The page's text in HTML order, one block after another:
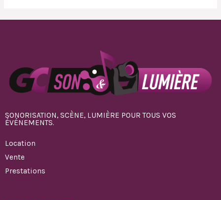
SONORISATION, SCÈNE, LUMIÈRE POUR TOUS VOS
ÉVÉNEMENTS.
Location
Vente
Prestations